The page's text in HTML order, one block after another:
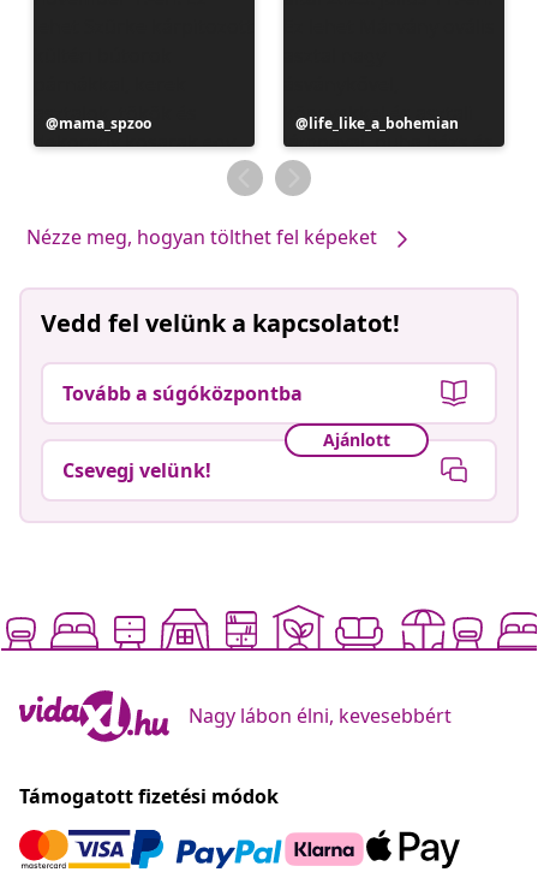
Bejegyzés
közzétevője
mama_spzoo
Bejegyzés
közzétevője
life_like_a_bohemian
Nézze meg, hogyan tölthet fel képeket
Vedd fel velünk a kapcsolatot!
Tovább a súgóközpontba
Ajánlott
Csevegj velünk!
Nagy lábon élni, kevesebbért
Támogatott fizetési módok